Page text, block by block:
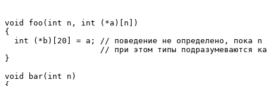
void foo(int n, int (*a)[n])
{
int (*b)[20] = a; // поведение не определено, пока n
// при этом типы подразумеваются
}
void bar(int n)